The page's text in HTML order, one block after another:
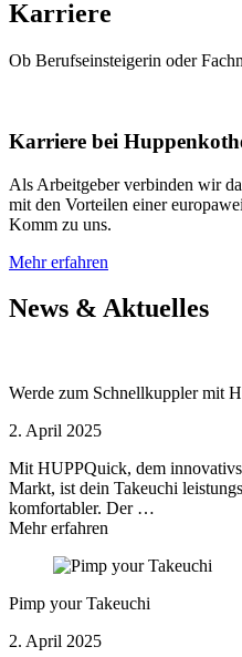
Karriere
Ob Berufseinsteigerin oder
Karriere bei
Als Arbeitgeber verbinden wir
mit den Vorteilen einer
Komm zu uns.
Mehr erfahren
News & Aktuelles
Werde zum Schnellkuppler mit
2. April 2025
Mit HUPPQuick, dem
Markt, ist dein Takeuchi
komfortabler. Der …
Mehr erfahren
Pimp your Takeuchi
2. April 2025